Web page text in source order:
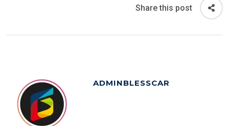
Share this post
ADMINBLESSCAR